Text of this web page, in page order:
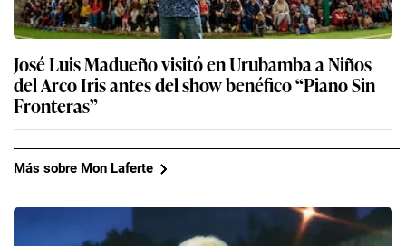
José Luis Madueño visitó en Urubamba a Niños
del Arco Iris antes del show benéfico “Piano Sin
Fronteras”
Más sobre Mon Laferte